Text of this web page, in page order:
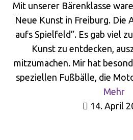
Mit unserer Bärenklasse
Neue Kunst in Freiburg. Die
aufs Spielfeld”. Es gab viel
Kunst zu entdecken,
mitzumachen. Mir hat
speziellen Fußbälle, die
Mehr
14. April